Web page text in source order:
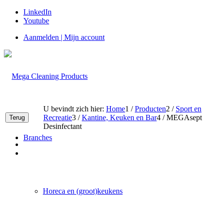
LinkedIn
Youtube
Aanmelden | Mijn account
Branches
Horeca en (groot)keukens
U bevindt zich hier: Home1 / Producten2 / Sport en
Recreatie3 / Kantine, Keuken en Bar4 / MEGAsept
Desinfectant